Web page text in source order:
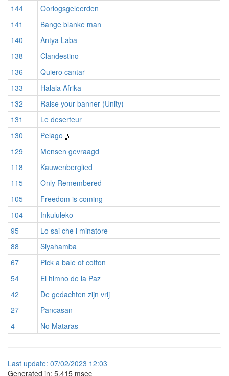
144
Oorlogsgeleerden
141
Bange blanke man
140
Antya Laba
138
Clandestino
136
Quiero cantar
133
Halala Afrika
132
Raise your banner (Unity)
131
Le deserteur
130
Pelago
129
Mensen gevraagd
118
Kauwenberglied
115
Only Remembered
105
Freedom is coming
104
Inkululeko
95
Lo sai che i minatore
88
Siyahamba
67
Pick a bale of cotton
54
El himno de la Paz
42
De gedachten zijn vrij
27
Pancasan
4
No Mataras
Last update: 07/02/2023 12:03
Generated in: 5.415 msec